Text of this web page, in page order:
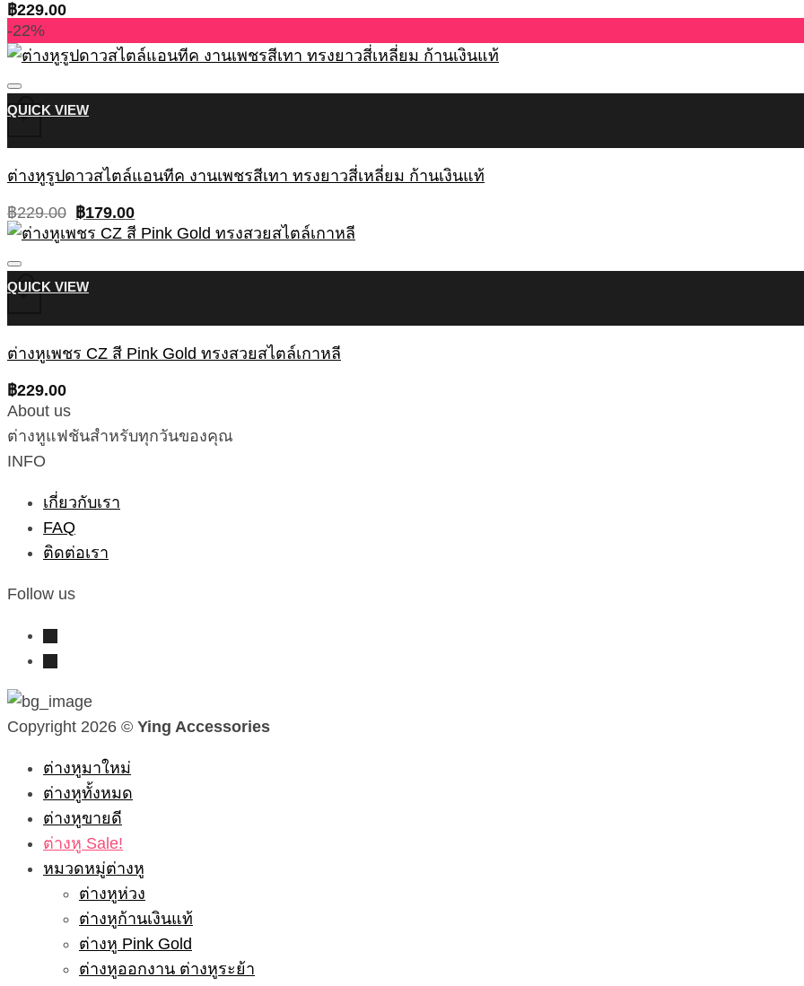
฿229.00
-22%
+
QUICK VIEW
ต่างหูรูปดาวสไตล์แอนทีค งานเพชรสีเทา ทรงยาวสี่เหลี่ยม ก้านเงินแท้
฿229.00 Original
price
was:
฿179.00Current
price
is:
+
QUICK VIEW
ต่างหูเพชร CZ สี Pink Gold ทรงสวยสไตล์เกาหลี
฿229.00
About us
ต่างหูแฟชันสำหรับทุกวันของคุณ
INFO
เกี่ยวกับเรา
FAQ
ติดต่อเรา
Follow us
instagram
line
Copyright 2026 © Ying Accessories
ต่างหูมาใหม่
ต่างหูทั้งหมด
ต่างหูขายดี
ต่างหู Sale!
หมวดหมู่ต่างหู
ต่างหูห่วง
ต่างหูก้านเงินแท้
ต่างหู Pink Gold
ต่างหูออกงาน ต่างหูระย้า